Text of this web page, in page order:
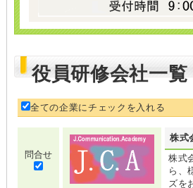
役員研修会社一覧
全ての企業にチェックを入れる
問合せ
株式
株式
ら、
ズを